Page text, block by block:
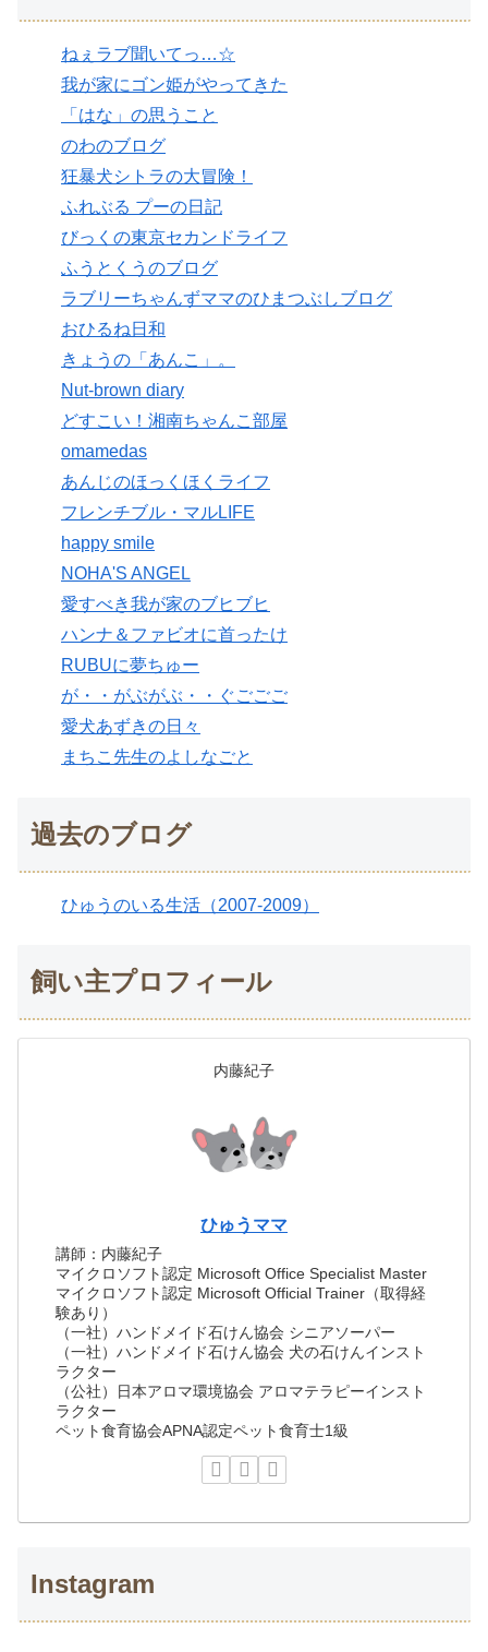
ねぇラブ聞いてっ…☆
我が家にゴン姫がやってきた
「はな」の思うこと
のわのブログ
狂暴犬シトラの大冒険！
ふれぶる プーの日記
びっくの東京セカンドライフ
ふうとくうのブログ
ラブリーちゃんずママのひまつぶしブログ
おひるね日和
きょうの「あんこ」。
Nut-brown diary
どすこい！湘南ちゃんこ部屋
omamedas
あんじのほっくほくライフ
フレンチブル・マルLIFE
happy smile
NOHA'S ANGEL
愛すべき我が家のブヒブヒ
ハンナ＆ファビオに首ったけ
RUBUに夢ちゅー
が・・がぶがぶ・・ぐごごご
愛犬あずきの日々
まちこ先生のよしなごと
過去のブログ
ひゅうのいる生活（2007-2009）
飼い主プロフィール
内藤紀子
ひゅうママ
講師：内藤紀子
マイクロソフト認定 Microsoft Office Specialist Master
マイクロソフト認定 Microsoft Official Trainer（取得経
験あり）
（一社）ハンドメイド石けん協会 シニアソーパー
（一社）ハンドメイド石けん協会 犬の石けんインスト
ラクター
（公社）日本アロマ環境協会 アロマテラピーインスト
ラクター
ペット食育協会APNA認定ペット食育士1級
Instagram